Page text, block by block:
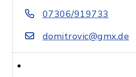
07306/919733
domitrovic@gmx.de